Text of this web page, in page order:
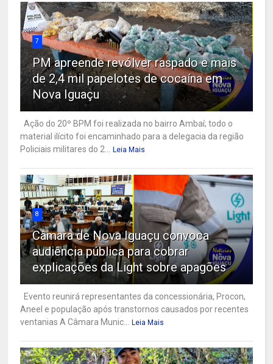
7
PM apreende revólver raspado e mais
de 2,4 mil papelotes de cocaína em
Nova Iguaçu
Ação do 20º BPM foi realizada no bairro Ambaí; todo o
material ilícito foi encaminhado para a delegacia da região
Policiais militares do 2...
Leia Mais
8
Câmara de Nova Iguaçu convoca
audiência pública para cobrar
explicações da Light sobre apagões
Evento reunirá representantes da concessionária, Procon,
Aneel e população após transtornos causados por recentes
ventanias A Câmara Munic...
Leia Mais